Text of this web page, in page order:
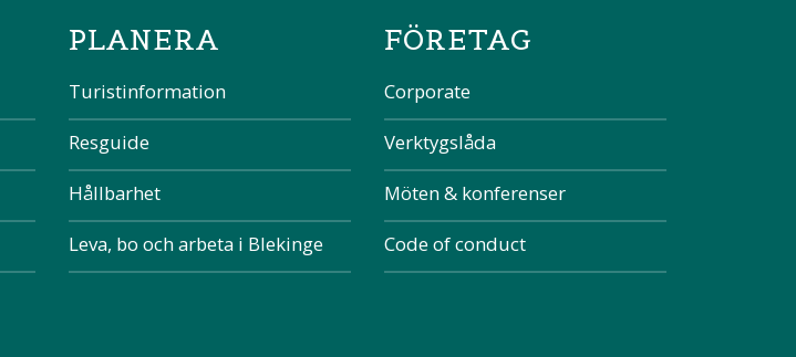
PLANERA
Turistinformation
Resguide
Hållbarhet
Leva, bo och arbeta i Blekinge
FÖRETAG
Corporate
Verktygslåda
Möten & konferenser
Code of conduct